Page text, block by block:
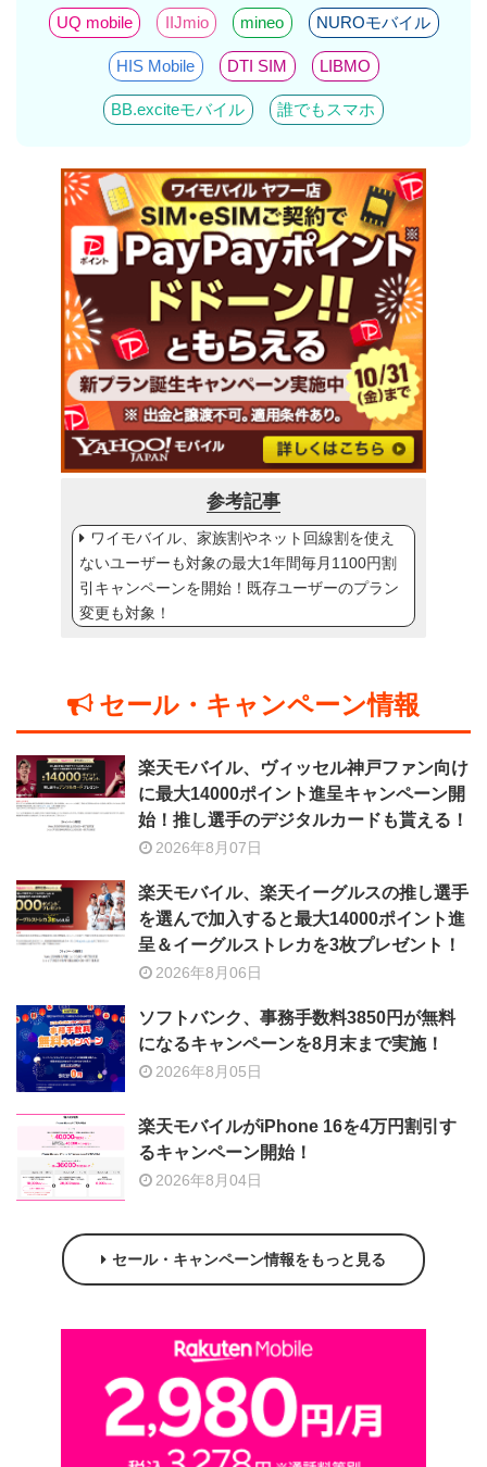
UQ mobile IIJmio mineo NUROモバイル
HIS Mobile DTI SIM LIBMO
BB.exciteモバイル 誰でもスマホ
参考記事
ワイモバイル、家族割やネット回線割を使え
ないユーザーも対象の最大1年間毎月1100円割
引キャンペーンを開始！既存ユーザーのプラン
変更も対象！
セール・キャンペーン情報
楽天モバイル、ヴィッセル神戸ファン向け
に最大14000ポイント進呈キャンペーン開
始！推し選手のデジタルカードも貰える！
2026年8月07日
楽天モバイル、楽天イーグルスの推し選手
を選んで加入すると最大14000ポイント進
呈＆イーグルストレカを3枚プレゼント！
2026年8月06日
ソフトバンク、事務手数料3850円が無料
になるキャンペーンを8月末まで実施！
2026年8月05日
楽天モバイルがiPhone 16を4万円割引す
るキャンペーン開始！
2026年8月04日
セール・キャンペーン情報をもっと見る